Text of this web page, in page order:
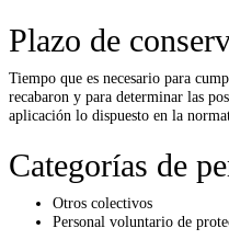
Plazo de
Tiempo que es necesario para
recabaron y para determinar las
aplicación lo dispuesto en la
Categorías de
Otros colectivos
Personal voluntario de